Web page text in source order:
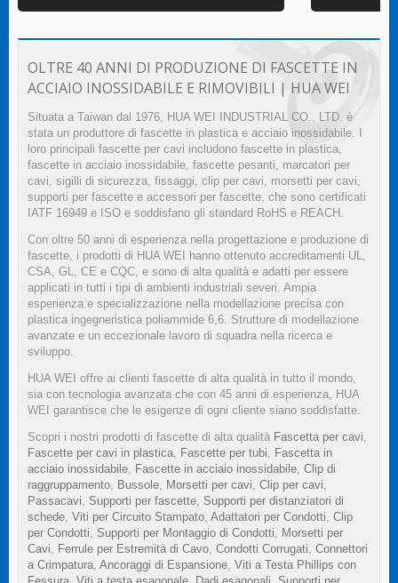
OLTRE 40 ANNI DI PRODUZIONE DI FASCETTE IN
ACCIAIO INOSSIDABILE E RIMOVIBILI | HUA WEI
Situata a Taiwan dal 1976, HUA WEI INDUSTRIAL CO., LTD. è
stata un produttore di fascette in plastica e acciaio inossidabile. I
loro principali fascette per cavi includono fascette in plastica,
fascette in acciaio inossidabile, fascette pesanti, marcatori per
cavi, sigilli di sicurezza, fissaggi, clip per cavi, morsetti per cavi,
supporti per fascette e accessori per fascette, che sono certificati
IATF 16949 e ISO e soddisfano gli standard RoHS e REACH.
Con oltre 50 anni di esperienza nella progettazione e produzione di
fascette, i prodotti di HUA WEI hanno ottenuto accreditamenti UL,
CSA, GL, CE e CQC, e sono di alta qualità e adatti per essere
applicati in tutti i tipi di ambienti industriali severi. Ampia
esperienza e specializzazione nella modellazione precisa con
plastica ingegneristica poliammide 6,6. Strutture di modellazione
avanzate e un eccezionale lavoro di squadra nella ricerca e
sviluppo.
HUA WEI offre ai clienti fascette di alta qualità in tutto il mondo,
sia con tecnologia avanzata che con 45 anni di esperienza, HUA
WEI garantisce che le esigenze di ogni cliente siano soddisfatte.
Scopri i nostri prodotti di fascette di alta qualità Fascetta per cavi,
Fascette per cavi in plastica, Fascette per tubi, Fascetta in
acciaio inossidabile, Fascette in acciaio inossidabile, Clip di
raggruppamento, Bussole, Morsetti per cavi, Clip per cavi,
Passacavi, Supporti per fascette, Supporti per distanziatori di
schede, Viti per Circuito Stampato, Adattatori per Condotti, Clip
per Condotti, Supporti per Montaggio di Condotti, Morsetti per
Cavi, Ferrule per Estremità di Cavo, Condotti Corrugati, Connettori
a Crimpatura, Ancoraggi di Espansione, Viti a Testa Phillips con